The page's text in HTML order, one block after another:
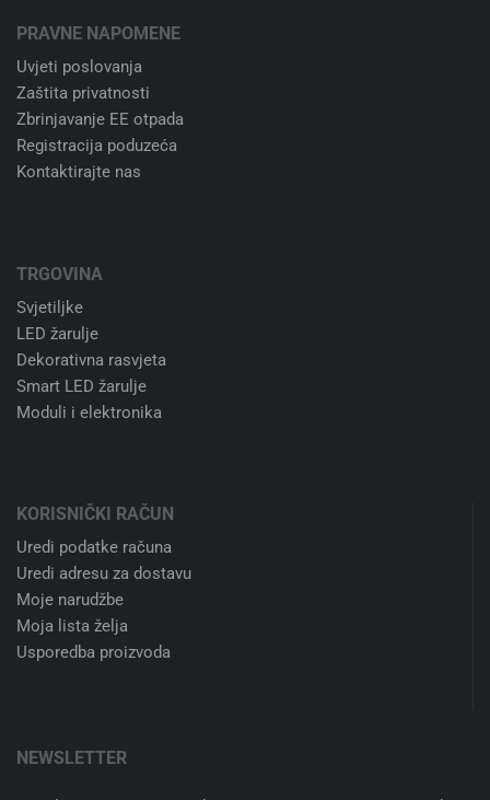
PRAVNE NAPOMENE
Uvjeti poslovanja
Zaštita privatnosti
Zbrinjavanje EE otpada
Registracija poduzeća
Kontaktirajte nas
TRGOVINA
Svjetiljke
LED žarulje
Dekorativna rasvjeta
Smart LED žarulje
Moduli i elektronika
KORISNIČKI RAČUN
Uredi podatke računa
Uredi adresu za dostavu
Moje narudžbe
Moja lista želja
Usporedba proizvoda
NEWSLETTER